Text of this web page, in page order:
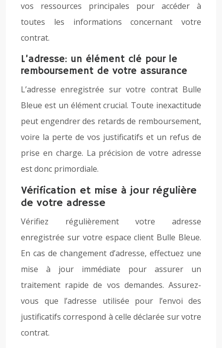
vos ressources principales pour accéder à
toutes les informations concernant votre
contrat.
L’adresse: un élément clé pour le
remboursement de votre assurance
L’adresse enregistrée sur votre contrat Bulle
Bleue est un élément crucial. Toute inexactitude
peut engendrer des retards de remboursement,
voire la perte de vos justificatifs et un refus de
prise en charge. La précision de votre adresse
est donc primordiale.
Vérification et mise à jour régulière
de votre adresse
Vérifiez régulièrement votre adresse
enregistrée sur votre espace client Bulle Bleue.
En cas de changement d’adresse, effectuez une
mise à jour immédiate pour assurer un
traitement rapide de vos demandes. Assurez-
vous que l’adresse utilisée pour l’envoi des
justificatifs correspond à celle déclarée sur votre
contrat.